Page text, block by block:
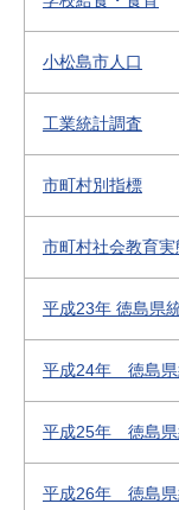
小松島市人口
工業統計調査
市町村別指標
市町村社会教育
平成23年 徳島県
平成24年 徳島県
平成25年 徳島県
平成26年 徳島県